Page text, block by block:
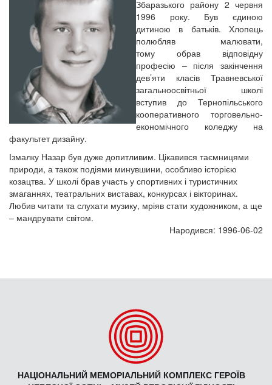
Збаразького району 2 червня
1996 року. Був єдиною
дитиною в батьків. Хлопець
полюбляв малювати,
тому обрав відповідну
професію – після закінчення
дев’яти класів Травневської
загальноосвітньої школі
вступив до Тернопільського
кооперативного торговельно-
економічного коледжу на
факультет дизайну.
Ізмалку Назар був дуже допитливим. Цікавився таємницями
природи, а також подіями минувшини, особливо історією
козацтва. У школі брав участь у спортивних і туристичних
змаганнях, театральних виставах, конкурсах і вікторинах.
Любив читати та слухати музику, мріяв стати художником, а ще
– мандрувати світом.
Народився: 1996-06-02
НАЦІОНАЛЬНИЙ МЕМОРІАЛЬНИЙ КОМПЛЕКС ГЕРОЇВ